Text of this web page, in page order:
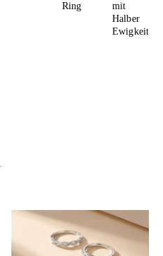
Ring
mit
Halber
Ewigkeit